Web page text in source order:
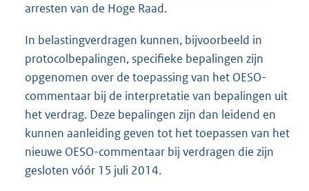
arresten van de Hoge Raad.
In belastingverdragen kunnen, bijvoorbeeld in
protocolbepalingen, specifieke bepalingen zijn
opgenomen over de toepassing van het OESO-
commentaar bij de interpretatie van bepalingen uit
het verdrag. Deze bepalingen zijn dan leidend en
kunnen aanleiding geven tot het toepassen van het
nieuwe OESO-commentaar bij verdragen die zijn
gesloten vóór 15 juli 2014.